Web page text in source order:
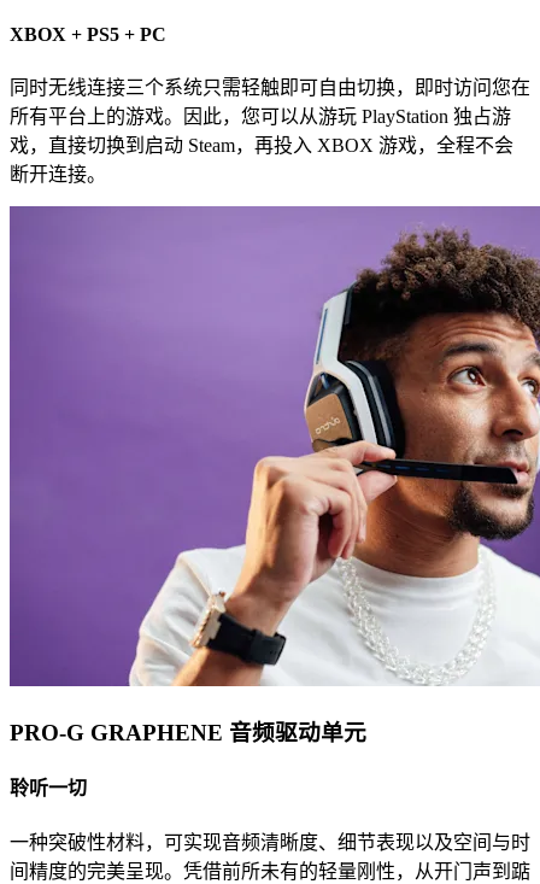
XBOX + PS5 + PC
同时无线连接三个系统只需轻触即可自由切换，即时访问您在
所有平台上的游戏。因此，您可以从游玩 PlayStation 独占游
戏，直接切换到启动 Steam，再投入 XBOX 游戏，全程不会
断开连接。
PRO-G GRAPHENE 音频驱动单元
聆听一切
一种突破性材料，可实现音频清晰度、细节表现以及空间与时
间精度的完美呈现。凭借前所未有的轻量刚性，从开门声到踮